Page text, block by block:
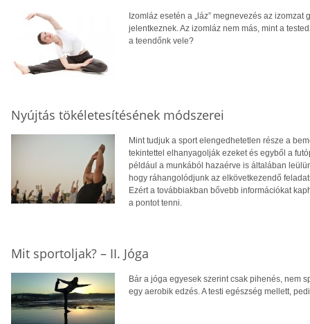
Izomláz esetén a „láz” megnevezés az
jelentkeznek. Az izomláz nem más, mint a
a teendőnk vele?
Nyújtás tökéletesítésének módszerei
Mint tudjuk a sport elengedhetetlen része a
tekintettel elhanyagolják ezeket és egyből a
például a munkából hazaérve is általában
hogy ráhangolódjunk az elkövetkezendő
Ezért a továbbiakban bővebb információkat
a pontot tenni.
Mit sportoljak? – II. Jóga
Bár a jóga egyesek szerint csak pihenés, nem
egy aerobik edzés. A testi egészség mellett,